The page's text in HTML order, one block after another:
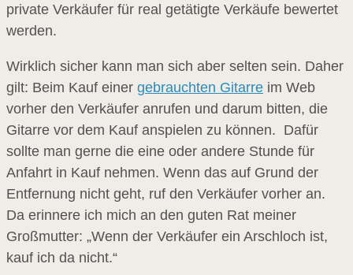
private Verkäufer für real getätigte Verkäufe bewertet
werden.
Wirklich sicher kann man sich aber selten sein. Daher
gilt: Beim Kauf einer gebrauchten Gitarre im Web
vorher den Verkäufer anrufen und darum bitten, die
Gitarre vor dem Kauf anspielen zu können. Dafür
sollte man gerne die eine oder andere Stunde für
Anfahrt in Kauf nehmen. Wenn das auf Grund der
Entfernung nicht geht, ruf den Verkäufer vorher an.
Da erinnere ich mich an den guten Rat meiner
Großmutter: „Wenn der Verkäufer ein Arschloch ist,
kauf ich da nicht.“